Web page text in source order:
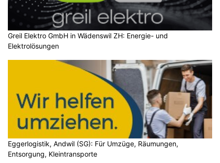
Greil Elektro GmbH in Wädenswil ZH: Energie- und
Elektrolösungen
Eggerlogistik, Andwil (SG): Für Umzüge, Räumungen,
Entsorgung, Kleintransporte